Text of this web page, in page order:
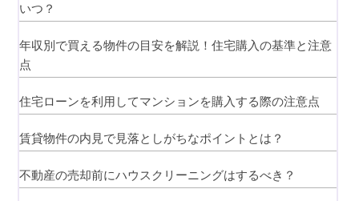
いつ？
年収別で買える物件の目安を解説！住宅購入の基準と注意
点
住宅ローンを利用してマンションを購入する際の注意点
賃貸物件の内見で見落としがちなポイントとは？
不動産の売却前にハウスクリーニングはするべき？